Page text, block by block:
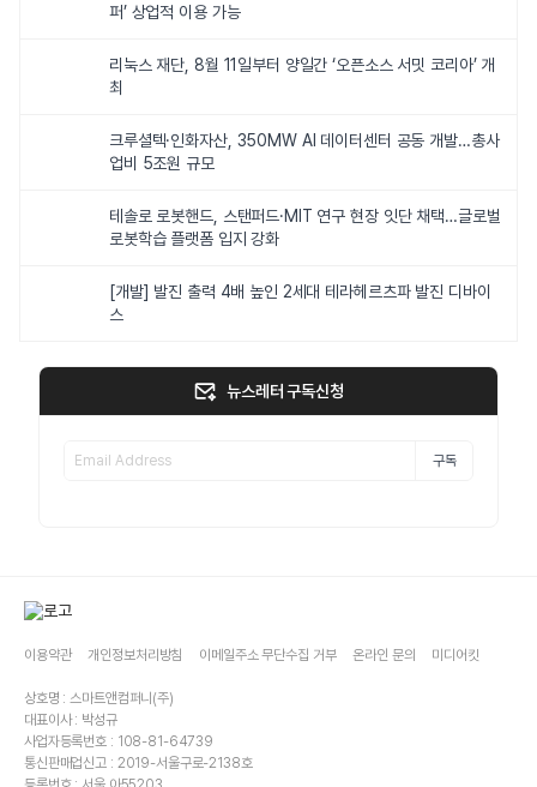
퍼’ 상업적 이용 가능
리눅스 재단, 8월 11일부터 양일간 ‘오픈소스 서밋 코리아’ 개
최
크루셜텍·인화자산, 350MW AI 데이터센터 공동 개발…총사
업비 5조원 규모
테솔로 로봇핸드, 스탠퍼드·MIT 연구 현장 잇단 채택…글로벌
로봇학습 플랫폼 입지 강화
[개발] 발진 출력 4배 높인 2세대 테라헤르츠파 발진 디바이
스
뉴스레터 구독신청
구독
이용약관 개인정보처리방침 이메일주소 무단수집 거부 온라인 문의 미디어킷
상호명 : 스마트앤컴퍼니(주)
대표이사 : 박성규
사업자등록번호 : 108-81-64739
통신판매업신고 : 2019-서울구로-2138호